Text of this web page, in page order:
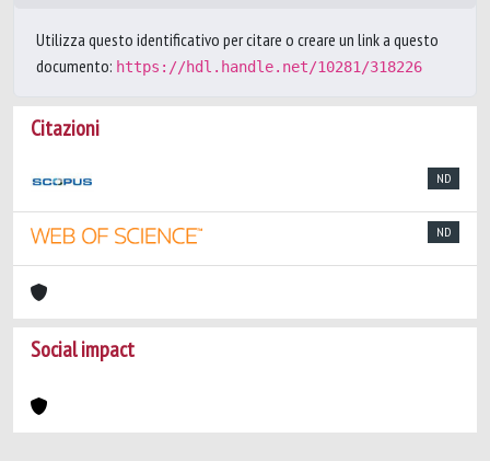
Utilizza questo identificativo per citare o creare un link a questo
documento: https://hdl.handle.net/10281/318226
Citazioni
ND
ND
Social impact